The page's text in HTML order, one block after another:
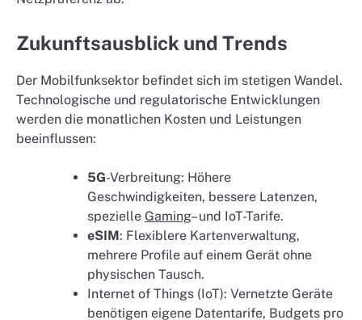
Zukunftsausblick und Trends
Der Mobilfunksektor befindet sich im stetigen Wandel.
Technologische und regulatorische Entwicklungen
werden die monatlichen Kosten und Leistungen
beeinflussen:
5G-Verbreitung: Höhere
Geschwindigkeiten, bessere Latenzen,
spezielle Gaming– und IoT-Tarife.
eSIM: Flexiblere Kartenverwaltung,
mehrere Profile auf einem Gerät ohne
physischen Tausch.
Internet of Things (IoT): Vernetzte Geräte
benötigen eigene Datentarife, Budgets pro